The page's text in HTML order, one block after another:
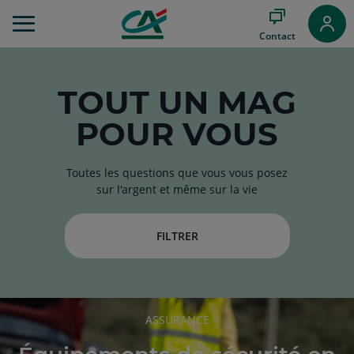
au
Contact
TOUT UN MAG
POUR VOUS
Toutes les questions que vous vous posez
sur l'argent et même sur la vie
FILTRER
RUBRIQUE
DE
L'ARTICLE
ASSURANCE